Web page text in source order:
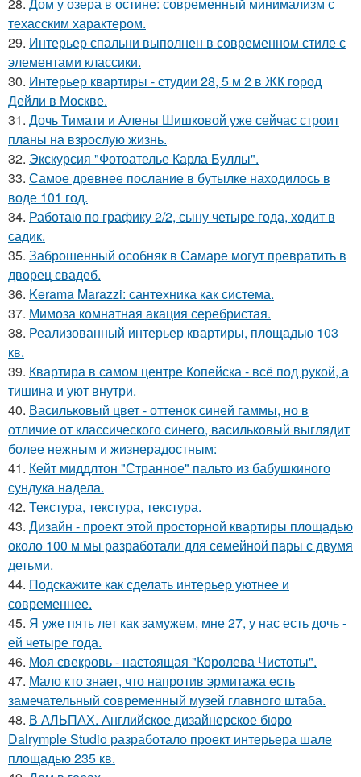
техасским характером.
29. Интерьер спальни выполнен в современном стиле с
элементами классики.
30. Интерьер квартиры - студии 28, 5 м 2 в ЖК город
Дейли в Москве.
31. Дочь Тимати и Алены Шишковой уже сейчас строит
планы на взрослую жизнь.
32. Экскурсия "Фотоателье Карла Буллы".
33. Самое древнее послание в бутылке находилось в
воде 101 год.
34. Работаю по графику 2/2, сыну четыре года, ходит в
садик.
35. Заброшенный особняк в Самаре могут превратить в
дворец свадеб.
36. Kerama Marazzi: сантехника как система.
37. Мимоза комнатная акация серебристая.
38. Реализованный интерьер квартиры, площадью 103
кв.
39. Квартира в самом центре Копейска - всё под рукой, а
тишина и уют внутри.
40. Васильковый цвет - оттенок синей гаммы, но в
отличие от классического синего, васильковый выглядит
более нежным и жизнерадостным:
41. Кейт миддлтон "Странное" пальто из бабушкиного
сундука надела.
42. Текстура, текстура, текстура.
43. Дизайн - проект этой просторной квартиры площадью
около 100 м мы разработали для семейной пары с двумя
детьми.
44. Подскажите как сделать интерьер уютнее и
современнее.
45. Я уже пять лет как замужем, мне 27, у нас есть дочь -
ей четыре года.
46. Моя свекровь - настоящая "Королева Чистоты".
47. Мало кто знает, что напротив эрмитажа есть
замечательный современный музей главного штаба.
48. В АЛЬПАХ. Английское дизайнерское бюро
Dalrymple Studio разработало проект интерьера шале
площадью 235 кв.